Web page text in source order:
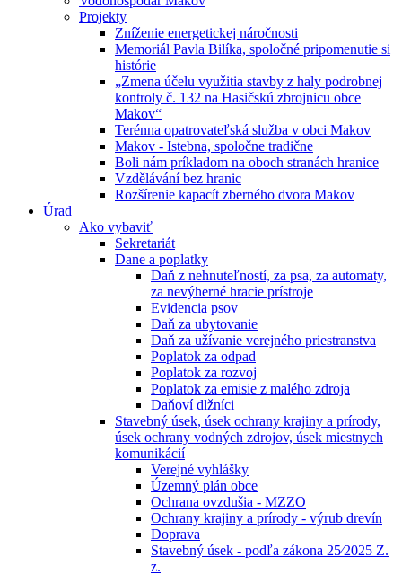
Projekty
Zníženie energetickej náročnosti
Memoriál Pavla Bilíka, spoločné pripomenutie si
histórie
„Zmena účelu využitia stavby z haly podrobnej
kontroly č. 132 na Hasičskú zbrojnicu obce
Makov“
Terénna opatrovateľská služba v obci Makov
Makov - Istebna, spoločne tradične
Boli nám príkladom na oboch stranách hranice
Vzdělávání bez hranic
Rozšírenie kapacít zberného dvora Makov
Úrad
Ako vybaviť
Sekretariát
Dane a poplatky
Daň z nehnuteľností, za psa, za automaty,
za nevýherné hracie prístroje
Evidencia psov
Daň za ubytovanie
Daň za užívanie verejného priestranstva
Poplatok za odpad
Poplatok za rozvoj
Poplatok za emisie z malého zdroja
Daňoví dlžníci
Stavebný úsek, úsek ochrany krajiny a prírody,
úsek ochrany vodných zdrojov, úsek miestnych
komunikácií
Verejné vyhlášky
Územný plán obce
Ochrana ovzdušia - MZZO
Ochrany krajiny a prírody - výrub drevín
Doprava
Stavebný úsek - podľa zákona 25⁄2025 Z.
z.